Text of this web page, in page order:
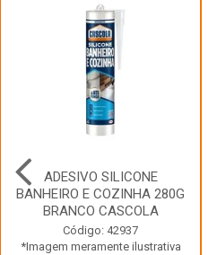
ADESIVO SILICONE
BANHEIRO E COZINHA 280G
BRANCO CASCOLA
Código: 42937
*Imagem meramente ilustrativa